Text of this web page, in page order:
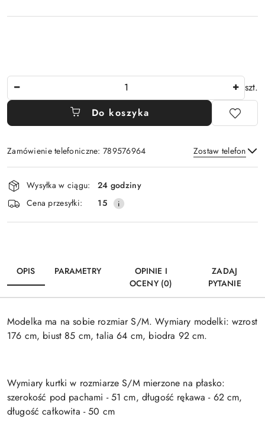
szt.
Do koszyka
Zamówienie telefoniczne: 789576964 Zostaw telefon
Wyślij
Dostępność
i
dostawa
Wysyłka w ciągu:
24 godziny
Cena przesyłki:
15
OPIS PARAMETRY
OPINIE I
OCENY (0)
ZADAJ
PYTANIE
Modelka ma na sobie rozmiar S/M. Wymiary modelki: wzrost
176 cm, biust 85 cm, talia 64 cm, biodra 92 cm.
Wymiary kurtki w rozmiarze S/M mierzone na płasko:
szerokość pod pachami - 51 cm, długość rękawa - 62 cm,
długość całkowita - 50 cm